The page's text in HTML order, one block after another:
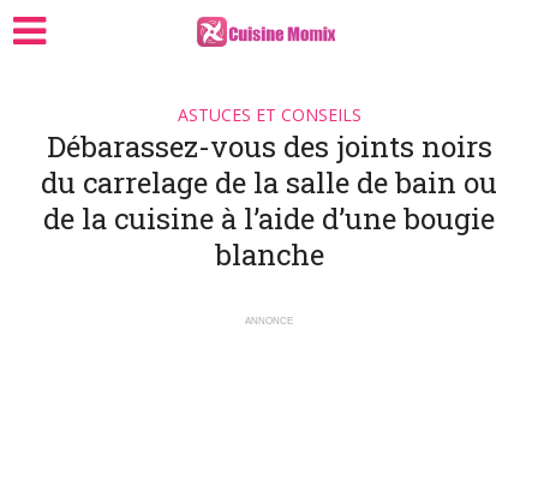
ASTUCES ET CONSEILS
Débarassez-vous des joints noirs
du carrelage de la salle de bain ou
de la cuisine à l’aide d’une bougie
blanche
ANNONCE